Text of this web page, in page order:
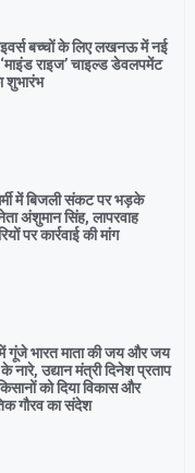
बच्चों के लिए लखनऊ में नई
राइज’ चाइल्ड डेवलपमेंट
शुभारंभ
में बिजली संकट पर भड़के
अंशुमान सिंह, लापरवाह
पर कार्रवाई की मांग
गूंजे भारत माता की जय और जय
के नारे, उद्यान मंत्री दिनेश प्रताप
को दिया विकास और
गौरव का संदेश